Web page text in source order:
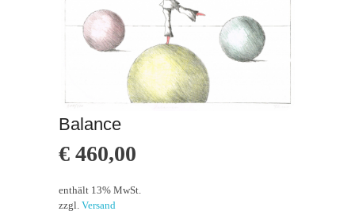
Balance
€ 460,00
enthält 13% MwSt.
zzgl. Versand